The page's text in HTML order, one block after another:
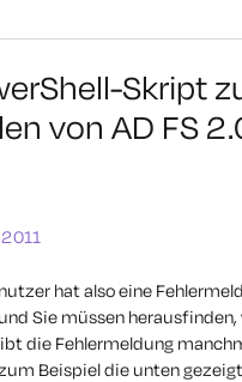
Skript
von AD FS
hat also eine
Sie müssen herausfinden,
die Fehlermeldung
Beispiel die unten